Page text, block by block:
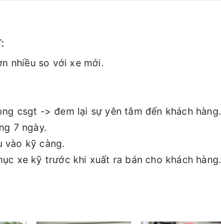
nhiều so với xe mới.
csgt -> đem lại sự yên tâm đến khách hàng.
7 ngày.
vào kỹ càng.
xe kỹ trước khi xuất ra bán cho khách hàng.